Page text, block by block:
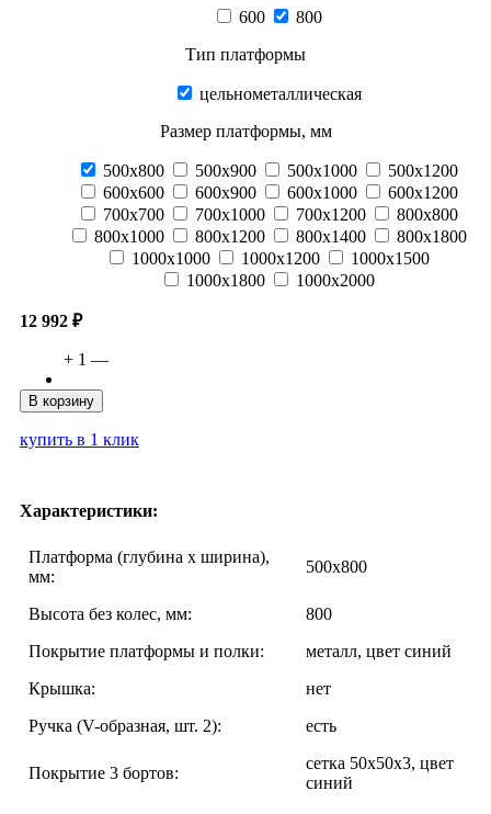
600
800
Тип платформы
цельнометаллическая
Размер платформы, мм
500х800 500х900 500х1000
500х1200
600х600
600х900 600х1000
600х1200
700х700
700х1000 700х1200
800х800
800х1000
800х1200 800х1400
800х1800
1000х1000
1000х1200
1000х1500
1000х1800
1000х2000
12 992 ₽
+ 1 —
В корзину
купить в 1 клик
Характеристики:
Платформа (глубина х ширина),
мм:
500х800
Высота без колес, мм:
800
Покрытие платформы и полки:
металл, цвет синий
Крышка:
нет
Ручка (V-образная, шт. 2):
есть
Покрытие 3 бортов:
сетка 50х50х3, цвет
синий